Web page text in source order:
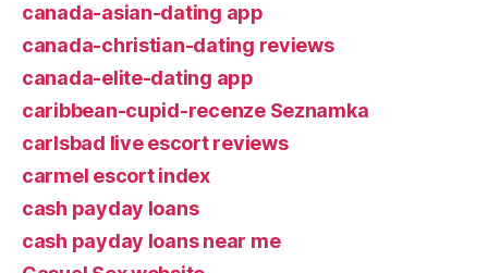
canada-asian-dating app
canada-christian-dating reviews
canada-elite-dating app
caribbean-cupid-recenze Seznamka
carlsbad live escort reviews
carmel escort index
cash payday loans
cash payday loans near me